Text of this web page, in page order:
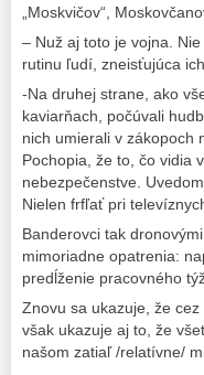
„Moskvičov“,
– Nuž aj toto je vojna.
rutinu ľudí, zneisťujúca
-Na druhej strane, ako
kaviarňach, počúvali
nich umierali v zákopoch
Pochopia, že to, čo vidia
nebezpečenstve.
Nielen frfľať pri
Banderovci tak
mimoriadne opatrenia:
predĺženie pracovného
Znovu sa ukazuje, že
však ukazuje aj to, že
našom zatiaľ /relatívne/